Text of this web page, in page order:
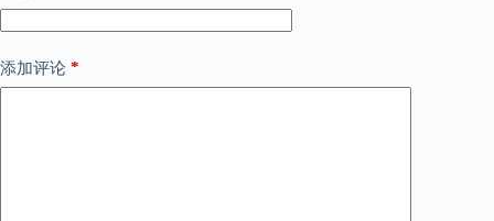
添加评论 *